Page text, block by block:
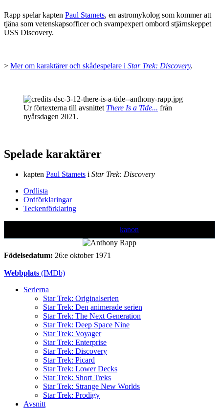
Rapp spelar kapten Paul Stamets, en astromykolog som kommer att
tjäna som vetenskapsofficer och svampexpert ombord stjärnskeppet
USS Discovery.
> Mer om karaktärer och skådespelare i Star Trek: Discovery.
Ur förtexterna till avsnittet There Is a Tide... från
nyårsdagen 2021.
Spelade karaktärer
kapten Paul Stamets i Star Trek: Discovery
Ordlista
Ordförklaringar
Teckenförklaring
kanon
Födelsedatum: 26:e oktober 1971
Webbplats (IMDb)
Serierna
Star Trek: Originalserien
Star Trek: Den animerade serien
Star Trek: The Next Generation
Star Trek: Deep Space Nine
Star Trek: Voyager
Star Trek: Enterprise
Star Trek: Discovery
Star Trek: Picard
Star Trek: Lower Decks
Star Trek: Short Treks
Star Trek: Strange New Worlds
Star Trek: Prodigy
Avsnitt